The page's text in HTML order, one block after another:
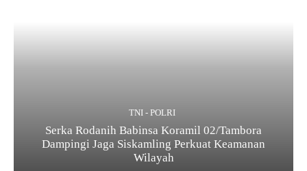
TNI - POLRI
Serka Rodanih Babinsa Koramil 02/Tambora
Dampingi Jaga Siskamling Perkuat Keamanan
Wilayah